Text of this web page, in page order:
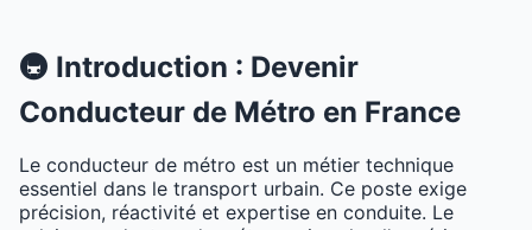
🚇 Introduction : Devenir
Conducteur de Métro en France
Le conducteur de métro est un métier technique
essentiel dans le transport urbain. Ce poste exige
précision, réactivité et expertise en conduite. Le